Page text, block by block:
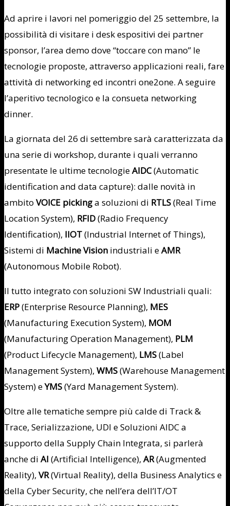
Ad aprire i lavori nel pomeriggio del 25 settembre, la
possibilità di visitare i desk espositivi dei partner
sponsor, l’area demo dove “toccare con mano” le
tecnologie proposte, attraverso applicazioni reali, fare
attività di networking ed incontri one2one. A seguire
l’aperitivo tecnologico e la consueta networking
dinner.
La giornata del 26 di settembre sarà caratterizzata da
una serie di workshop, durante i quali verranno
presentate le ultime tecnologieAIDC(Automatic
identification and data capture): dalle novità in
ambito VOICE pickinga soluzioni di RTLS(Real Time
Location System), RFID(Radio Frequency
Identification), IIOT(Industrial Internet of Things),
Sistemi di Machine Vision industriali eAMR
(Autonomous Mobile Robot).
Il tutto integrato con soluzioni SW Industriali quali:
ERP(Enterprise Resource Planning), MES
(Manufacturing Execution System), MOM
(Manufacturing Operation Management), PLM
(Product Lifecycle Management), LMS(Label
Management System), WMS(Warehouse Management
System) eYMS(Yard Management System).
Oltre alle tematiche sempre più calde di Track &
Trace, Serializzazione, UDI e Soluzioni AIDC a
supporto della Supply Chain Integrata, si parlerà
anche di AI (Artificial Intelligence), AR(Augmented
Reality), VR(Virtual Reality), della Business Analytics e
della Cyber Security, che nell’era dell’IT/OT